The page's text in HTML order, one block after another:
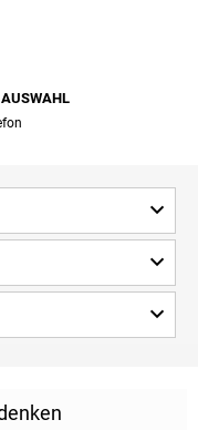
AUSWAHL